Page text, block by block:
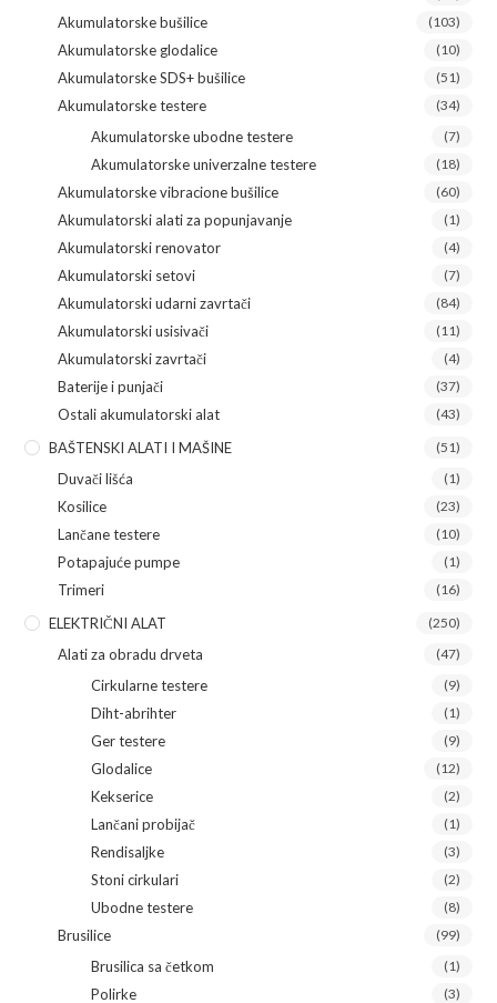
Akumulatorske bušilice (103)
Akumulatorske glodalice (10)
Akumulatorske SDS+ bušilice (51)
Akumulatorske testere (34)
Akumulatorske ubodne testere (7)
Akumulatorske univerzalne testere (18)
Akumulatorske vibracione bušilice (60)
Akumulatorski alati za popunjavanje (1)
Akumulatorski renovator (4)
Akumulatorski setovi (7)
Akumulatorski udarni zavrtači (84)
Akumulatorski usisivači (11)
Akumulatorski zavrtači (4)
Baterije i punjači (37)
Ostali akumulatorski alat (43)
BAŠTENSKI ALATI I MAŠINE (51)
Duvači lišća (1)
Kosilice (23)
Lančane testere (10)
Potapajuće pumpe (1)
Trimeri (16)
ELEKTRIČNI ALAT (250)
Alati za obradu drveta (47)
Cirkularne testere (9)
Diht-abrihter (1)
Ger testere (9)
Glodalice (12)
Kekserice (2)
Lančani probijač (1)
Rendisaljke (3)
Stoni cirkulari (2)
Ubodne testere (8)
Brusilice (99)
Brusilica sa četkom (1)
Polirke (3)